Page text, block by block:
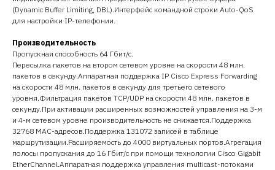
(Dynamic Buffer Limiting, DBL).Интерфейс командной строки Auto-QoS
для настройки IP-телефонии.
Производительность
Пропускная способность 64 Гбит/с.
Пересылка пакетов на втором сетевом уровне на скорости 48 млн.
пакетов в секунду.Аппаратная поддержка IP Cisco Express Forwarding
на скорости 48 млн. пакетов в секунду для третьего сетевого
уровня.Фильтрация пакетов TCP/UDP на скорости 48 млн. пакетов в
секунду.При активации расширенных возможностей управления на 3-м
и 4-м сетевом уровне производительность не снижается.Поддержка
32768 MAC-адресов.Поддержка 131072 записей в таблице
маршрутизации.Расширяемость до 4000 виртуальных портов.Агрегация
полосы пропускания до 16 Гбит/с при помощи технологии Cisco Gigabit
EtherChannel.Аппаратная поддержка управления multicast-потоками